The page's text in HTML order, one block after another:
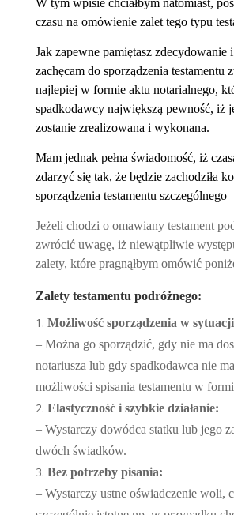
W tym wpisie chciałbym natomiast,
czasu na omówienie zalet tego typu
Jak zapewne pamiętasz zdecydowanie
zachęcam do sporządzenia testamentu
najlepiej w formie aktu notarialnego,
spadkodawcy największą pewność, iż
zostanie zrealizowana i wykonana.
Mam jednak pełna świadomość, iż
zdarzyć się tak, że będzie zachodziła
sporządzenia testamentu szczególnego
Jeżeli chodzi o omawiany testament
zwrócić uwagę, iż niewątpliwie
zalety, które pragnąłbym omówić
Zalety testamentu podróżnego:
Możliwość sporządzenia w sytuacji
– Można go sporządzić, gdy nie ma
notariusza lub gdy spadkodawca nie
możliwości spisania testamentu w
Elastyczność i szybkie działanie:
– Wystarczy dowódca statku lub jego
dwóch świadków.
Bez potrzeby pisania:
– Wystarczy ustne oświadczenie woli,